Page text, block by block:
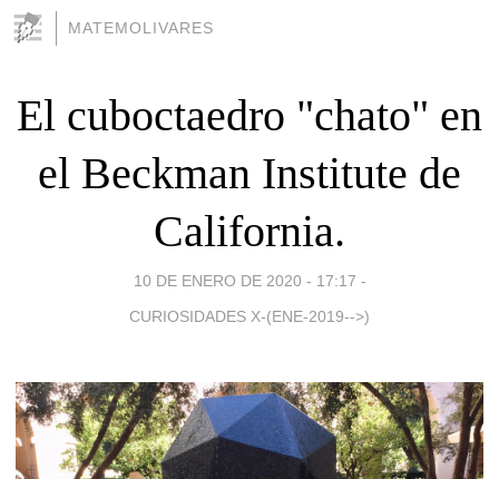
MATEMOLIVARES
El cuboctaedro "chato" en
el Beckman Institute de
California.
10 DE ENERO DE 2020 - 17:17 -
CURIOSIDADES X-(ENE-2019-->)